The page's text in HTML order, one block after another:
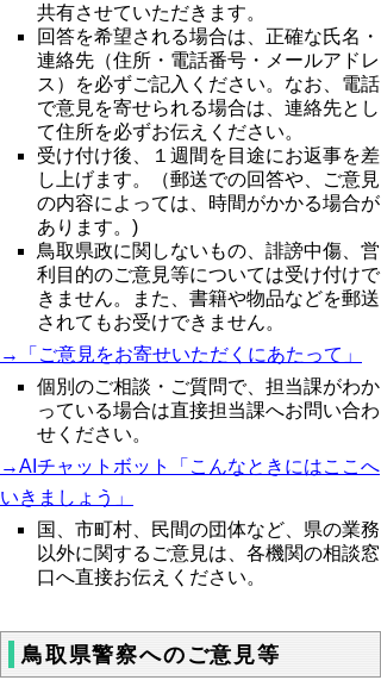
共有させていただきます。
回答を希望される場合は、正確な氏名・
連絡先（住所・電話番号・メールアドレ
ス）を必ずご記入ください。なお、電話
で意見を寄せられる場合は、連絡先とし
て住所を必ずお伝えください。
受け付け後、１週間を目途にお返事を差
し上げます。（郵送での回答や、ご意見
の内容によっては、時間がかかる場合が
あります。)
鳥取県政に関しないもの、誹謗中傷、営
利目的のご意見等については受け付けで
きません。また、書籍や物品などを郵送
されてもお受けできません。
→「ご意見をお寄せいただくにあたって」
個別のご相談・ご質問で、担当課がわか
っている場合は直接担当課へお問い合わ
せください。
→AIチャットボット「こんなときにはここへ
いきましょう」
国、市町村、民間の団体など、県の業務
以外に関するご意見は、各機関の相談窓
口へ直接お伝えください。
鳥取県警察へのご意見等